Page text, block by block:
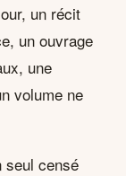
un récit
un ouvrage
une
volume ne
seul censé